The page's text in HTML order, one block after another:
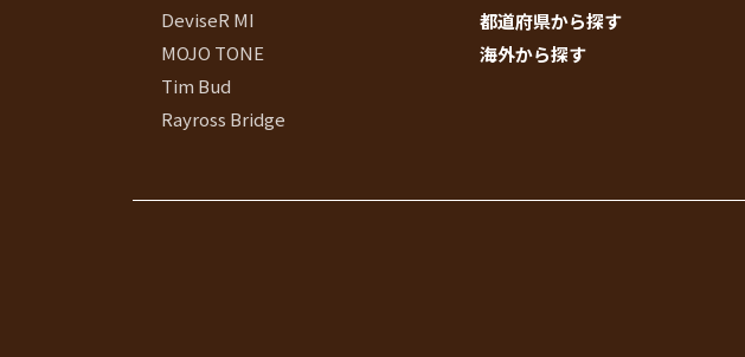
DeviseR MI
MOJO TONE
Tim Bud
Rayross Bridge
都道府県から探す
海外から探す